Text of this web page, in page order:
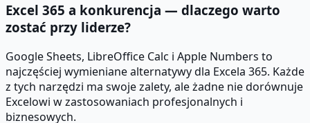
Excel 365 a konkurencja — dlaczego warto
zostać przy liderze?
Google Sheets, LibreOffice Calc i Apple Numbers to
najczęściej wymieniane alternatywy dla Excela 365. Każde
z tych narzędzi ma swoje zalety, ale żadne nie dorównuje
Excelowi w zastosowaniach profesjonalnych i
biznesowych.